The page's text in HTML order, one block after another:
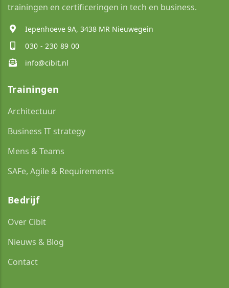
trainingen en certificeringen in tech en business.
Iepenhoeve 9A, 3438 MR Nieuwegein
030 - 230 89 00
info@cibit.nl
Trainingen
Architectuur
Business IT strategy
Mens & Teams
SAFe, Agile & Requirements
Bedrijf
Over Cibit
Nieuws & Blog
Contact